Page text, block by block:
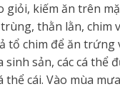
giỏi, kiếm ăn trên
trùng, thằn lằn, chim
tổ chim để ăn trứng
sinh sản, các cá thể
thể cái. Vào mùa